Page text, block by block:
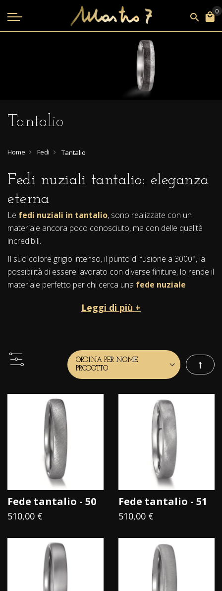
Tantalio
Home Fedi Tantalio
Fedi nuziali tantalio: eleganza
eterna
Le fedi nuziali in tantalio, sono realizzate con un
materiale ancora poco conosciuto, ma con delle qualità
incredibili.
Il suo colore grigio intenso, il punto di fusione a 3000°, la
possibilità di essere lavorato con diverse finiture, lo rende il
materiale perfetto per chi cerca una fede nuziale
esprimere i sentimenti più profondi.
Il Tantalio è uno degli ultimi metalli scoperti nel mondo, nel
1802.
Il suo nome è ispirato a Tantalo, che nella mitologia greca
era figlio di Zeus.
La storia narra che Tantalo fu famoso per la punizione
eterna, dove fu costretto di restare sotto uno specchio
d'acqua per sempre, avendo sempre in vista dei deliziosi
frutti appesi appena oltre la sua portata.
Anche il Tantalio può essere immerso nell'acqua per
l'eternità senza cedere al suo potere.
Leggi di più +
Fede tantalio - 50
510,00 €
Fede tantalio - 51
510,00 €